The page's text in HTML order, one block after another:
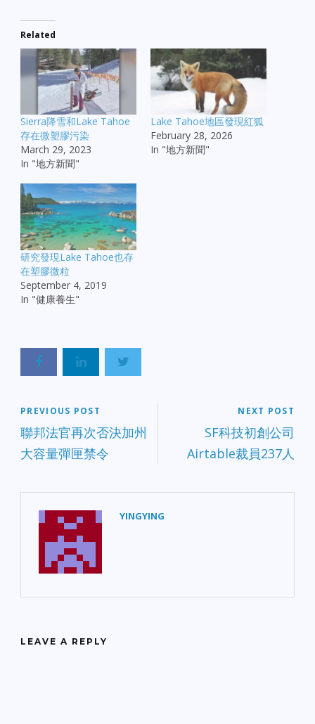
Related
Sierra降雪和Lake Tahoe
存在微塑膠污染
March 29, 2023
In "地方新聞"
Lake Tahoe地區發現紅狐
February 28, 2026
In "地方新聞"
研究發現Lake Tahoe也存
在塑膠微粒
September 4, 2019
In "健康養生"
PREVIOUS POST
聯邦法官再次否決加州
大容量彈匣禁令
NEXT POST
SF科技初創公司
Airtable裁員237人
YINGYING
LEAVE A REPLY